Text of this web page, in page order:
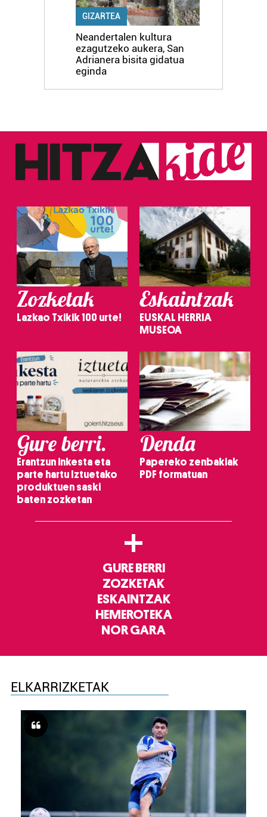
GIZARTEA
Neandertalen kultura
ezagutzeko aukera, San
Adrianera bisita gidatua
eginda
Zozketak
Lazkao Txikik 100 urte!
Eskaintzak
EUSKAL HERRIA
MUSEOA
Gure berri.
Erantzun inkesta eta
parte hartu Iztuetako
produktuen saski
baten zozketan
Denda
Papereko zenbakiak
PDF formatuan
+
GURE BERRI
ZOZKETAK
ESKAINTZAK
HEMEROTEKA
NOR GARA
ELKARRIZKETAK